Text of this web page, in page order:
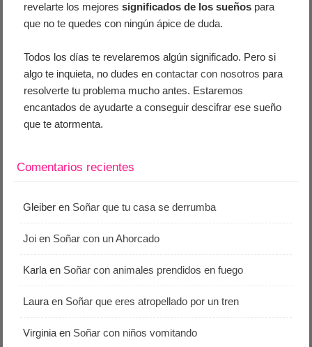
revelarte los mejoressignificados de los sueños para
que no te quedes con ningún ápice de duda.
Todos los días te revelaremos algún significado. Pero si
algo te inquieta, no dudes encontactar con nosotros para
resolverte tu problema mucho antes. Estaremos
encantados de ayudarte a conseguir descifrar ese sueño
que te atormenta.
Comentarios recientes
Gleiber en Soñar que tu casa se derrumba
Joi en Soñar con un Ahorcado
Karla en Soñar con animales prendidos en fuego
Laura en Soñar que eres atropellado por un tren
Virginia en Soñar con niños vomitando